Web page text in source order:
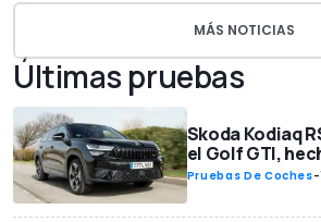
MÁS NOTICIAS
Últimas pruebas
Skoda Kodiaq
el Golf GTI,
Pruebas De Coches-